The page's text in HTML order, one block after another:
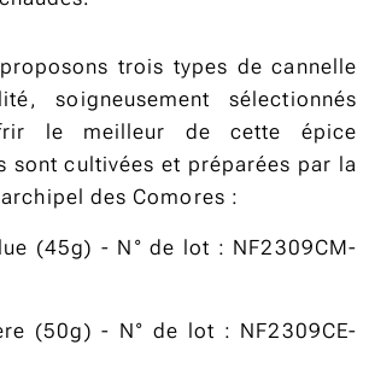
trois types de cannelle
soigneusement sélectionnés
le meilleur de cette épice
sont cultivées et préparées par la
des Comores :
(45g) - N° de lot : NF2309CM-
(50g) - N° de lot : NF2309CE-